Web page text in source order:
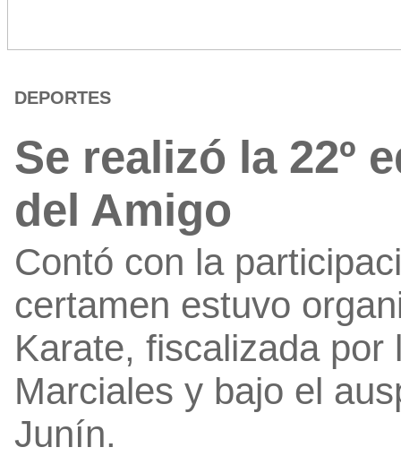
DEPORTES
Se realizó la 22º
del Amigo
Contó con la
certamen estuvo
Karate, fiscalizada por
Marciales y bajo el
Junín.